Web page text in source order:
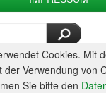
Cookies. Mit
der Verwendung von
Sie bitte den